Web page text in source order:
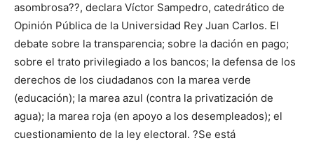
asombrosa??, declara Víctor Sampedro, catedrático de
Opinión Pública de la Universidad Rey Juan Carlos. El
debate sobre la transparencia; sobre la dación en pago;
sobre el trato privilegiado a los bancos; la defensa de los
derechos de los ciudadanos con la marea verde
(educación); la marea azul (contra la privatización de
agua); la marea roja (en apoyo a los desempleados); el
cuestionamiento de la ley electoral. ?Se está